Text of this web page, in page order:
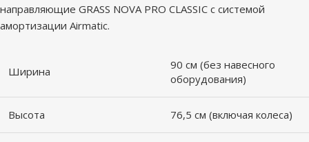
направляющие GRASS NOVA PRO CLASSIC с системой
амортизации Airmatic.
Ширина
90 см (без навесного
оборудования)
Высота 76,5 см (включая колеса)